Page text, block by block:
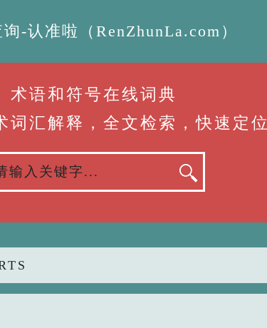
-认准啦（RenZhunLa.com）
术语和符号在线词典
词汇解释，全文检索，快速定位